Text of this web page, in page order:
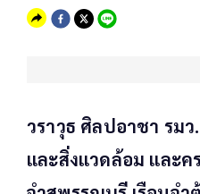
วราวุธ ศิลปอาชา รม
และสิ่งแวดล้อม และค